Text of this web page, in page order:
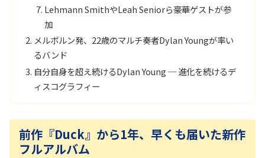
Lehmann SmithやLeah Seniorら豪華ゲストが参
加
メルボルン発、22歳のマルチ奏者Dylan Youngが率い
るバンド
自分自身を超え続けるDylan Young ─ 進化を続けるデ
ィスコグラフィー
前作『Duck』から1年、早くも届いた新作
フルアルバム